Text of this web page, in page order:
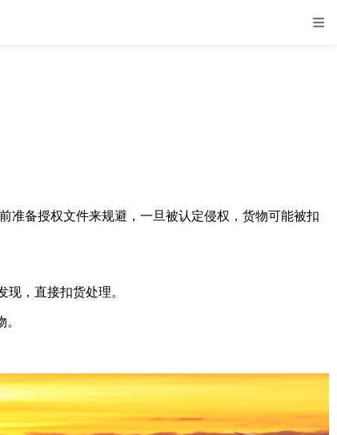
备授权文件来规避，一旦被认定侵权，货物可能被扣
，直接扣货处理。